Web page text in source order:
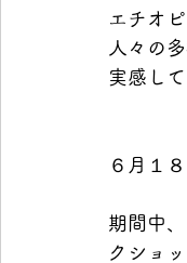
エチオ
人々の
実感し
６月１
期間中
クショ